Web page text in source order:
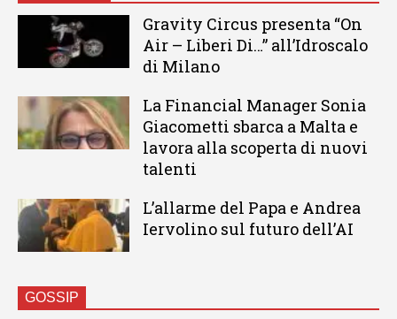
Gravity Circus presenta “On
Air – Liberi Di…” all’Idroscalo
di Milano
La Financial Manager Sonia
Giacometti sbarca a Malta e
lavora alla scoperta di nuovi
talenti
L’allarme del Papa e Andrea
Iervolino sul futuro dell’AI
GOSSIP